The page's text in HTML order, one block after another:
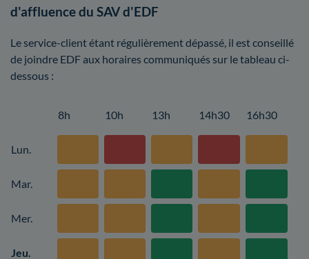
d'affluence du SAV d'EDF
Le service-client étant régulièrement dépassé, il est conseillé
de joindre EDF aux horaires communiqués sur le tableau ci-
dessous :
8h 10h 13h 14h30 16h30
Lun.
Mar.
Mer.
Jeu.